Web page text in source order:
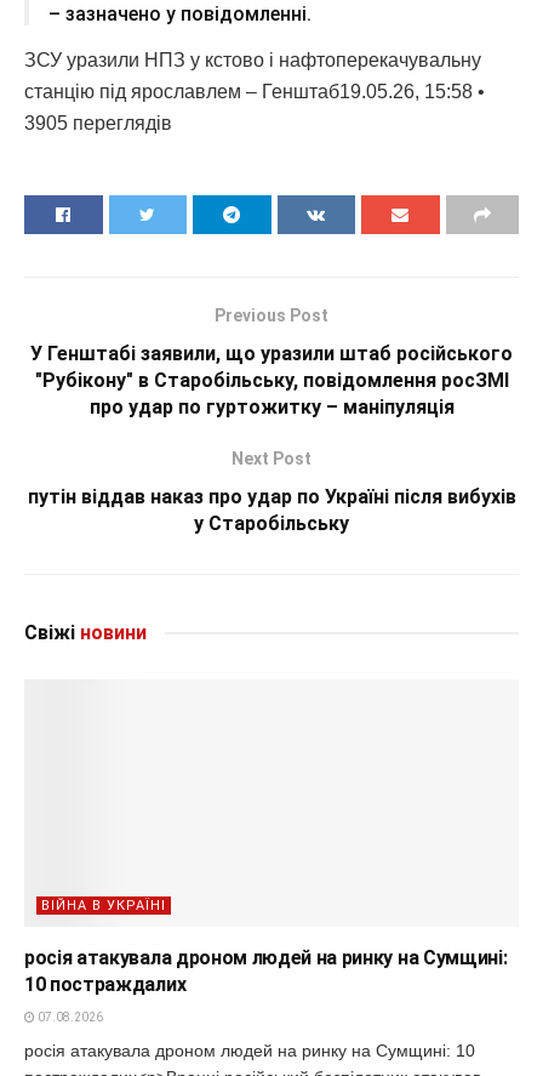
– зазначено у повідомленні.
ЗСУ уразили НПЗ у кстово і нафтоперекачувальну
станцію під ярославлем – Генштаб19.05.26, 15:58 •
3905 переглядiв
Previous Post
У Генштабі заявили, що уразили штаб російського
"Рубікону" в Старобільську, повідомлення росЗМІ
про удар по гуртожитку – маніпуляція
Next Post
путін віддав наказ про удар по Україні після вибухів
у Старобільську
Свіжі новини
ВІЙНА В УКРАЇНІ
росія атакувала дроном людей на ринку на Сумщині:
10 постраждалих
07.08.2026
росія атакувала дроном людей на ринку на Сумщині: 10